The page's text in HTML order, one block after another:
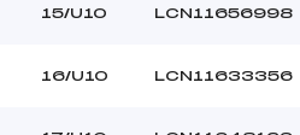
15/U10 LCN11656998
16/U10 LCN11633356